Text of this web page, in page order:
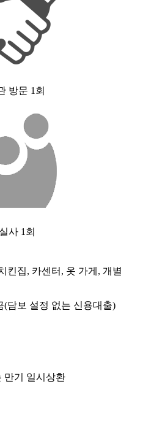
방문 1회
사 1회
킨집, 카센터, 옷 가게, 개별
(담보 설정 없는 신용대출)
만기 일시상환